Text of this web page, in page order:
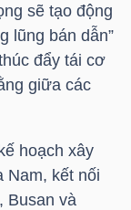
sẽ tạo động
lũng bán dẫn”
đẩy tái cơ
giữa các
hoạch xây
Nam, kết nối
Busan và